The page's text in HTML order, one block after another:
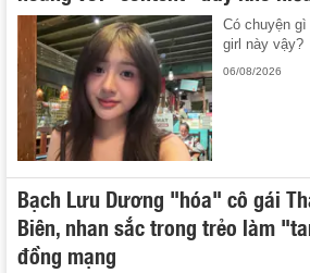
Có chuyện
girl này vậy?
06/08/2026
Bạch Lưu Dương "hóa" cô gái
Biên, nhan sắc trong trẻo làm
đồng mạng